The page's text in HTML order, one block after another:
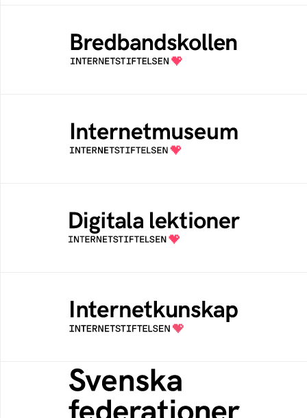
Bredbandskollen är ett oberoende
konsumentverktyg som drivs av
Internetstiftelsen
Ett digitalt museum som byggts, och kureras
av Internetstiftelsen
Öppen digital lärresurs med färdiga lektioner
för alla stadier i grundskolan
Samlad kunskap som hjälper dig att bli en
säker och medveten internetanvändare
Svenska federationer
Grunden för medlemskap i en sektors- eller
kontextspecifik federation